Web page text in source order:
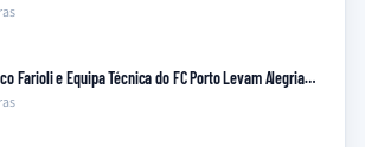
Farioli e Equipa Técnica do FC Porto Levam Alegria…